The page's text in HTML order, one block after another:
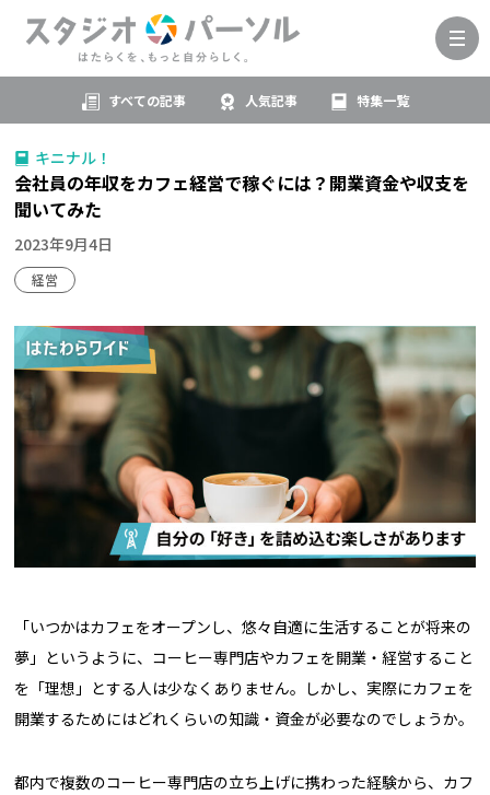
すべての記事 人気記事 特集一覧
キニナル！
会社員の年収をカフェ経営で稼ぐには？開業資金や収支を
聞いてみた
2023年9月4日
経営
「いつかはカフェをオープンし、悠々自適に生活することが将来の
夢」というように、コーヒー専門店やカフェを開業・経営すること
を「理想」とする人は少なくありません。しかし、実際にカフェを
開業するためにはどれくらいの知識・資金が必要なのでしょうか。
都内で複数のコーヒー専門店の立ち上げに携わった経験から、カフ